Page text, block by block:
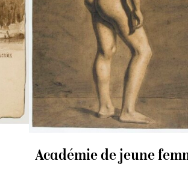
est douteuse. A.
confirme qu’il ne s’agit
d’une œuvre de
(communication orale,
février 2000).
Académie de jeune
dessins pourLes
massacres de Scioet
mort de Sardanapale .